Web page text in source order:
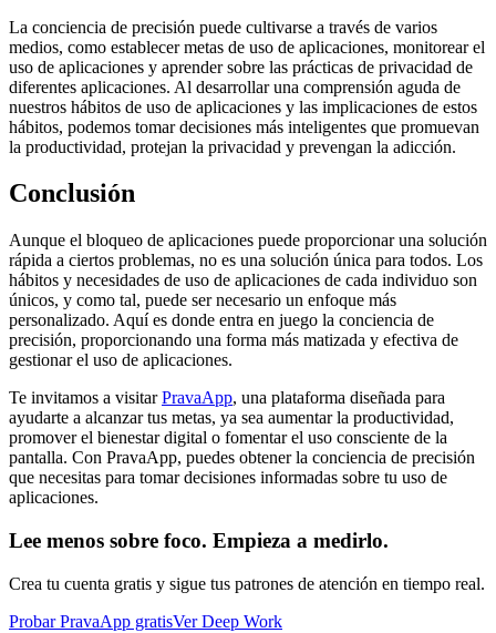
La conciencia de precisión puede cultivarse a través de varios
medios, como establecer metas de uso de aplicaciones, monitorear el
uso de aplicaciones y aprender sobre las prácticas de privacidad de
diferentes aplicaciones. Al desarrollar una comprensión aguda de
nuestros hábitos de uso de aplicaciones y las implicaciones de estos
hábitos, podemos tomar decisiones más inteligentes que promuevan
la productividad, protejan la privacidad y prevengan la adicción.
Conclusión
Aunque el bloqueo de aplicaciones puede proporcionar una solución
rápida a ciertos problemas, no es una solución única para todos. Los
hábitos y necesidades de uso de aplicaciones de cada individuo son
únicos, y como tal, puede ser necesario un enfoque más
personalizado. Aquí es donde entra en juego la conciencia de
precisión, proporcionando una forma más matizada y efectiva de
gestionar el uso de aplicaciones.
Te invitamos a visitarPravaApp, una plataforma diseñada para
ayudarte a alcanzar tus metas, ya sea aumentar la productividad,
promover el bienestar digital o fomentar el uso consciente de la
pantalla. Con PravaApp, puedes obtener la conciencia de precisión
que necesitas para tomar decisiones informadas sobre tu uso de
aplicaciones.
Lee menos sobre foco. Empieza a medirlo.
Crea tu cuenta gratis y sigue tus patrones de atención en tiempo real.
Probar PravaApp gratisVer Deep Work